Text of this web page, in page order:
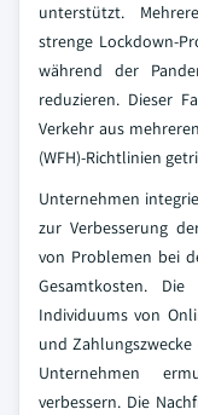
unterstützt.
strenge Lockdown-
während der
reduzieren. Dieser
Verkehr aus
(WFH)-Richtlinien
Unternehmen
zur Verbesserung
von Problemen bei
Gesamtkosten.
Individuums von
und
Unternehmen
verbessern. Die